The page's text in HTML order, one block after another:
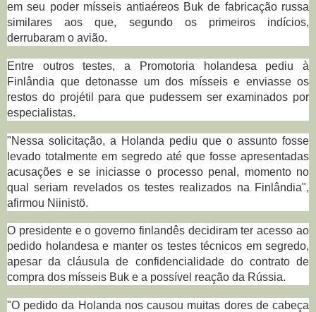
em seu poder mísseis antiaéreos Buk de fabricação russa
similares aos que, segundo os primeiros indícios,
derrubaram o avião.
Entre outros testes, a Promotoria holandesa pediu à
Finlândia que detonasse um dos mísseis e enviasse os
restos do projétil para que pudessem ser examinados por
especialistas.
"Nessa solicitação, a Holanda pediu que o assunto fosse
levado totalmente em segredo até que fosse apresentadas
acusações e se iniciasse o processo penal, momento no
qual seriam revelados os testes realizados na Finlândia",
afirmou Niinistö.
O presidente e o governo finlandês decidiram ter acesso ao
pedido holandesa e manter os testes técnicos em segredo,
apesar da cláusula de confidencialidade do contrato de
compra dos mísseis Buk e a possível reação da Rússia.
"O pedido da Holanda nos causou muitas dores de cabeça